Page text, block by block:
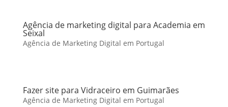
Agência de marketing digital para Academia em
Seixal
Agência de Marketing Digital em Portugal
Fazer site para Vidraceiro em Guimarães
Agência de Marketing Digital em Portugal